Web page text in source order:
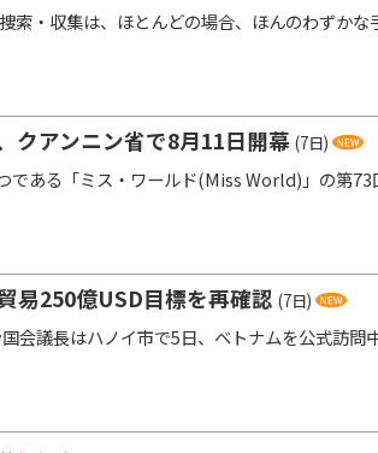
索・収集は、ほとんどの場合、ほんのわずかな
クアンニン省で8月11日開幕 (7日)
である「ミス・ワールド(Miss World)」の第
易250億USD目標を再確認 (7日)
会議長はハノイ市で5日、ベトナムを公式訪問